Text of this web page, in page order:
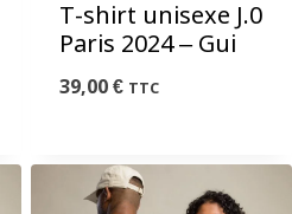
T-shirt unisexe J.0
Paris 2024 – Gui
39,00€ TTC